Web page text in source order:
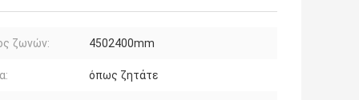
ζωνών: 4502400mm
όπως ζητάτε